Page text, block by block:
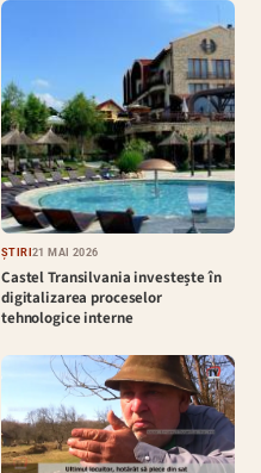
ȘTIRI21 MAI 2026
Castel Transilvania investește în
digitalizarea proceselor
tehnologice interne